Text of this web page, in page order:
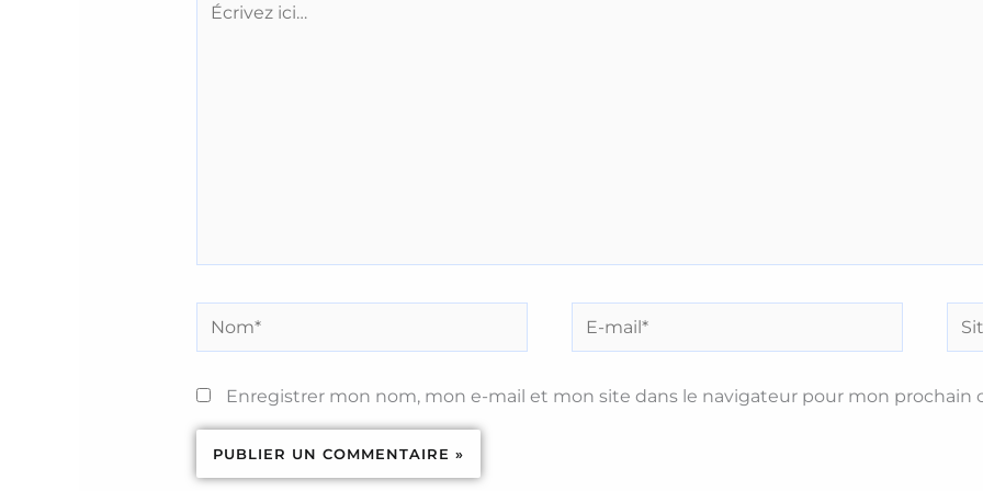
Nom*
E-
mail*
Site
Enregistrer mon nom, mon e-mail et mon site dans le navigateur pour mon prochain